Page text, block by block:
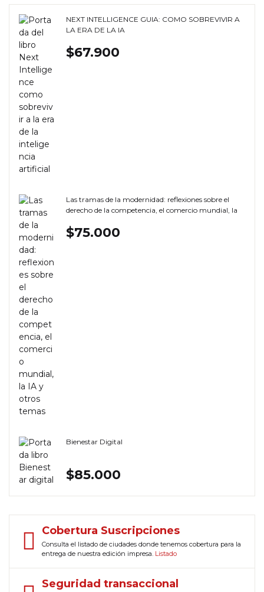
NEXT INTELLIGENCE GUIA: COMO SOBREVIVIR A
LA ERA DE LA IA
$67.900
Las tramas de la modernidad: reflexiones sobre el
derecho de la competencia, el comercio mundial, la
$75.000
Bienestar Digital
$85.000
Cobertura Suscripciones
Consulta el listado de ciudades donde tenemos cobertura para la
entrega de nuestra edición impresa. Listado
Seguridad transaccional